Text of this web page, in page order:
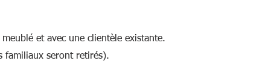
meublé et avec une clientèle existante.
familiaux seront retirés).